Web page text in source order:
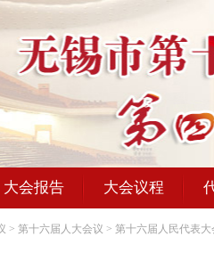
大会报告 大会议程
> 第十六届人大会议 > 第十六届人民代表